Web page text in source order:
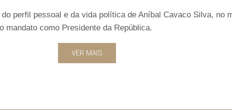
perfil pessoal e da vida política de Aníbal Cavaco Silva, no
mandato como Presidente da República.
VER MAIS